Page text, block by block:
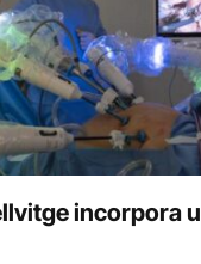
incorpora